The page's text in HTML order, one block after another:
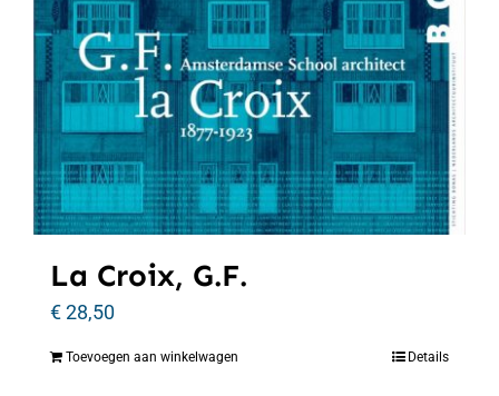
La Croix, G.F.
€28,50
Toevoegen aan winkelwagen Details